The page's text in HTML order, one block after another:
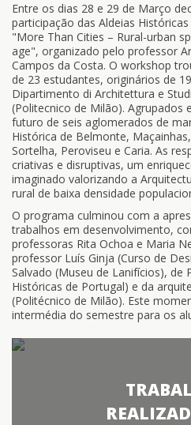
Entre os dias 28 e 29 de Março
participação das Aldeias
"More Than Cities – Rural-urban
age", organizado pelo professor
Campos da Costa. O workshop
de 23 estudantes, originários de
Dipartimento di Architettura e
(Politecnico de Milão). Agrupados
futuro de seis aglomerados de
Histórica de Belmonte,
Sortelha, Peroviseu e Caria. As
criativas e disruptivas, um
imaginado valorizando a
rural de baixa densidade
O programa culminou com a
trabalhos em desenvolvimento,
professoras Rita Ochoa e Maria
professor Luís Ginja (Curso de
Salvado (Museu de Lanifícios), de
Históricas de Portugal) e da
(Politécnico de Milão). Este
intermédia do semestre para os